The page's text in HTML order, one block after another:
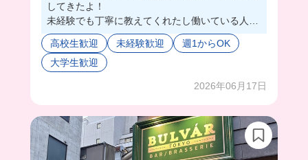
してきたよ！
未経験でも丁寧に教えてくれたし働いている人み
んな優しいから、すぐにお仕事覚えられたよ！🙆‍♀️
希望すれば天ぷらも揚げさせてもらえるみたい…
😳✨
ゃない？🎀
みんなも一緒に働こうー！！
高校生歓迎 未経験歓迎
週1からOK
大学生歓迎
2026年06月17日